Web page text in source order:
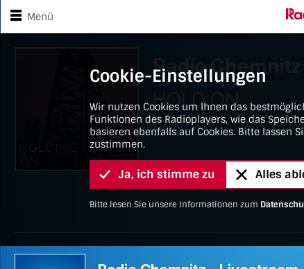
Cookie-Einstellungen
Wir nutzen Cookies um Ihnen das
Funktionen des Radioplayers, wie das
basieren ebenfalls auf Cookies. Bitte lassen
zustimmen.
Ja, ich stimme zu Alles
Bitte lesen Sie unsere Informationen zum
Menü
Radio Chemnitz 2